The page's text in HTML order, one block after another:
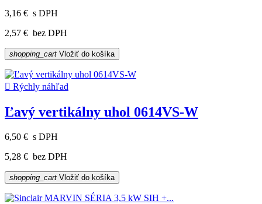
3,16 € s DPH
2,57 € bez DPH
shopping_cart Vložiť do košíka
 Rýchly náhľad
Ľavý vertikálny uhol 0614VS-W
6,50 € s DPH
5,28 € bez DPH
shopping_cart Vložiť do košíka